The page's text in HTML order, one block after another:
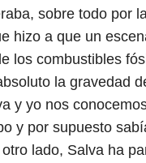
sobre todo por
hizo a que un
los combustibles
la gravedad
y yo nos
y por supuesto
lado, Salva ha